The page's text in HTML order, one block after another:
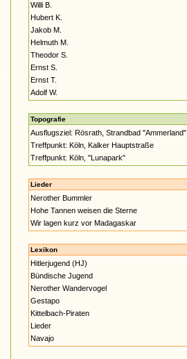
Willi B.
Hubert K.
Jakob M.
Helmuth M.
Theodor S.
Ernst S.
Ernst T.
Adolf W.
Topografie
Ausflugsziel: Rösrath, Strandbad "Ammerland"
Treffpunkt: Köln, Kalker Hauptstraße
Treffpunkt: Köln, "Lunapark"
Lieder
Nerother Bummler
Hohe Tannen weisen die Sterne
Wir lagen kurz vor Madagaskar
Lexikon
Hitlerjugend (HJ)
Bündische Jugend
Nerother Wandervogel
Gestapo
Kittelbach-Piraten
Lieder
Navajo